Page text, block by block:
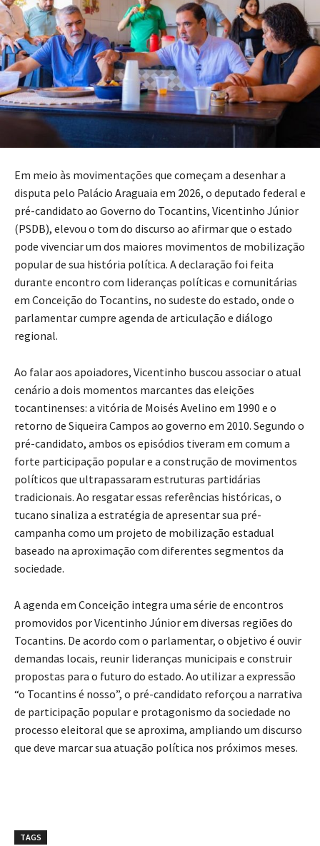
Em meio às movimentações que começam a desenhar a
disputa pelo Palácio Araguaia em 2026, o deputado federal e
pré-candidato ao Governo do Tocantins, Vicentinho Júnior
(PSDB), elevou o tom do discurso ao afirmar que o estado
pode vivenciar um dos maiores movimentos de mobilização
popular de sua história política. A declaração foi feita
durante encontro com lideranças políticas e comunitárias
em Conceição do Tocantins, no sudeste do estado, onde o
parlamentar cumpre agenda de articulação e diálogo
regional.
Ao falar aos apoiadores, Vicentinho buscou associar o atual
cenário a dois momentos marcantes das eleições
tocantinenses: a vitória de Moisés Avelino em 1990 e o
retorno de Siqueira Campos ao governo em 2010. Segundo o
pré-candidato, ambos os episódios tiveram em comum a
forte participação popular e a construção de movimentos
políticos que ultrapassaram estruturas partidárias
tradicionais. Ao resgatar essas referências históricas, o
tucano sinaliza a estratégia de apresentar sua pré-
campanha como um projeto de mobilização estadual
baseado na aproximação com diferentes segmentos da
sociedade.
A agenda em Conceição integra uma série de encontros
promovidos por Vicentinho Júnior em diversas regiões do
Tocantins. De acordo com o parlamentar, o objetivo é ouvir
demandas locais, reunir lideranças municipais e construir
propostas para o futuro do estado. Ao utilizar a expressão
“o Tocantins é nosso”, o pré-candidato reforçou a narrativa
de participação popular e protagonismo da sociedade no
processo eleitoral que se aproxima, ampliando um discurso
que deve marcar sua atuação política nos próximos meses.
TAGS